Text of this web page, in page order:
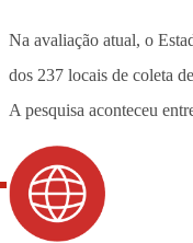
Na avaliação atual, o
dos 237 locais de coleta
A pesquisa aconteceu